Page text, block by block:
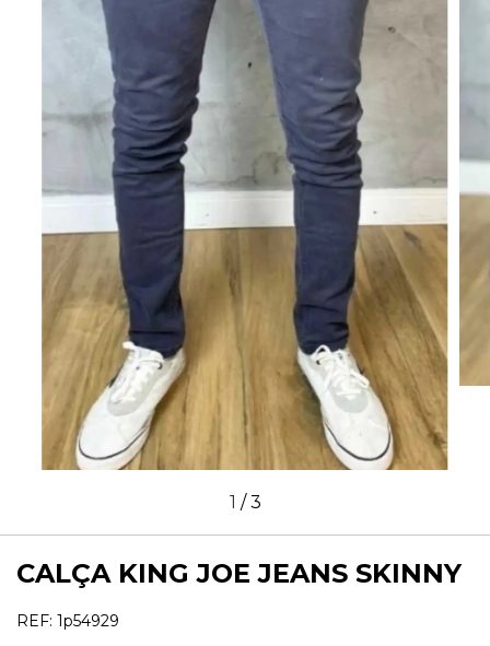
1 /3
CALÇA KING JOE JEANS SKINNY
REF: 1p54929